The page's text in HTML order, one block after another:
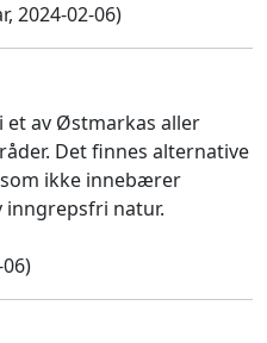
2024-02-06)
et av Østmarkas aller
Det finnes alternative
ikke innebærer
inngrepsfri natur.